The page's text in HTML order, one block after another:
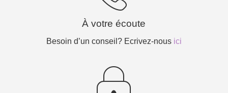
À votre écoute
Besoin d’un conseil? Ecrivez-nous ici